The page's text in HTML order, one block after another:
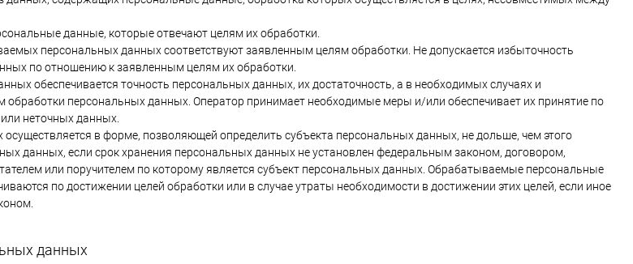
данные, которые отвечают целям их обработки.
персональных данных соответствуют заявленным целям обработки. Не допускается избыточность
по отношению к заявленным целям их обработки.
обеспечивается точность персональных данных, их достаточность, а в необходимых случаях и
обработки персональных данных. Оператор принимает необходимые меры и/или обеспечивает их принятие по
неточных данных.
в форме, позволяющей определить субъекта персональных данных, не дольше, чем этого
данных, если срок хранения персональных данных не установлен федеральным законом, договором,
или поручителем по которому является субъект персональных данных. Обрабатываемые персональные
по достижении целей обработки или в случае утраты необходимости в достижении этих целей, если иное
данных